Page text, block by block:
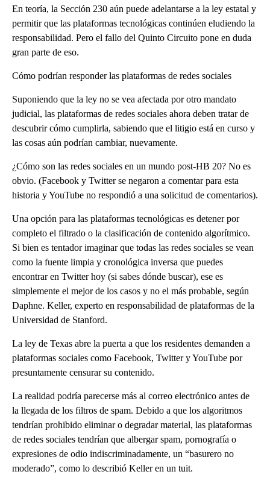
En teoría, la Sección 230 aún puede adelantarse a la ley estatal y
permitir que las plataformas tecnológicas continúen eludiendo la
responsabilidad. Pero el fallo del Quinto Circuito pone en duda
gran parte de eso.
Cómo podrían responder las plataformas de redes sociales
Suponiendo que la ley no se vea afectada por otro mandato
judicial, las plataformas de redes sociales ahora deben tratar de
descubrir cómo cumplirla, sabiendo que el litigio está en curso y
las cosas aún podrían cambiar, nuevamente.
¿Cómo son las redes sociales en un mundo post-HB 20? No es
obvio. (Facebook y Twitter se negaron a comentar para esta
historia y YouTube no respondió a una solicitud de comentarios).
Una opción para las plataformas tecnológicas es detener por
completo el filtrado o la clasificación de contenido algorítmico.
Si bien es tentador imaginar que todas las redes sociales se vean
como la fuente limpia y cronológica inversa que puedes
encontrar en Twitter hoy (si sabes dónde buscar), ese es
simplemente el mejor de los casos y no el más probable, según
Daphne. Keller, experto en responsabilidad de plataformas de la
Universidad de Stanford.
La ley de Texas abre la puerta a que los residentes demanden a
plataformas sociales como Facebook, Twitter y YouTube por
presuntamente censurar su contenido.
La realidad podría parecerse más al correo electrónico antes de
la llegada de los filtros de spam. Debido a que los algoritmos
tendrían prohibido eliminar o degradar material, las plataformas
de redes sociales tendrían que albergar spam, pornografía o
expresiones de odio indiscriminadamente, un “basurero no
moderado”, como lo describió Keller en un tuit.